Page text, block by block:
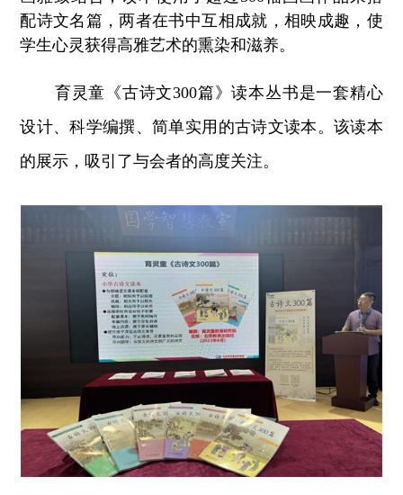
配诗文名篇，两者在书中互相成就，相映成趣，使
学生心灵获得高雅艺术的熏染和滋养。
育灵童《古诗文300篇》读本丛书是一套精心
设计、科学编撰、简单实用的古诗文读本。该读本
的展示，吸引了与会者的高度关注。